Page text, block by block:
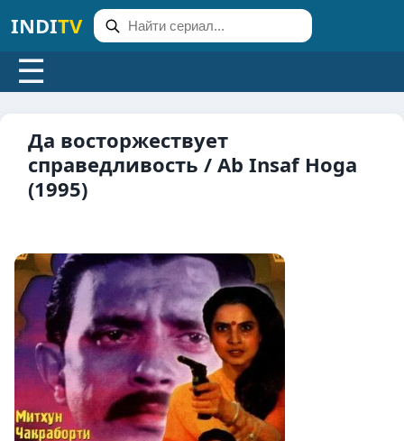
INDITV
☰
Да восторжествует
справедливость / Ab Insaf Hoga
(1995)